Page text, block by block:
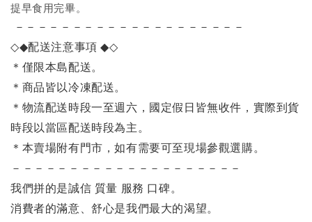
提早食用完畢。
－－－－－－－－－－－－－－－－－－－－
◇◆配送注意事項◆◇
＊僅限本島配送。
＊商品皆以冷凍配送。
＊物流配送時段一至週六，國定假日皆無收件，實際到貨
時段以當區配送時段為主。
＊本賣場附有門市，如有需要可至現場參觀選購。
－－－－－－－－－－－－－－－－－－－－
我們拼的是誠信 質量 服務 口碑。
消費者的滿意、舒心是我們最大的渴望。